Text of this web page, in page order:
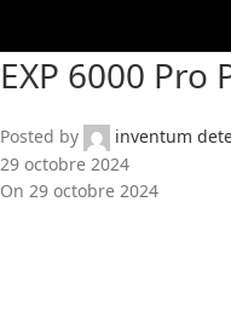
EXP 6000
Posted by
inventum
29 octobre 2024
On 29 octobre 2024